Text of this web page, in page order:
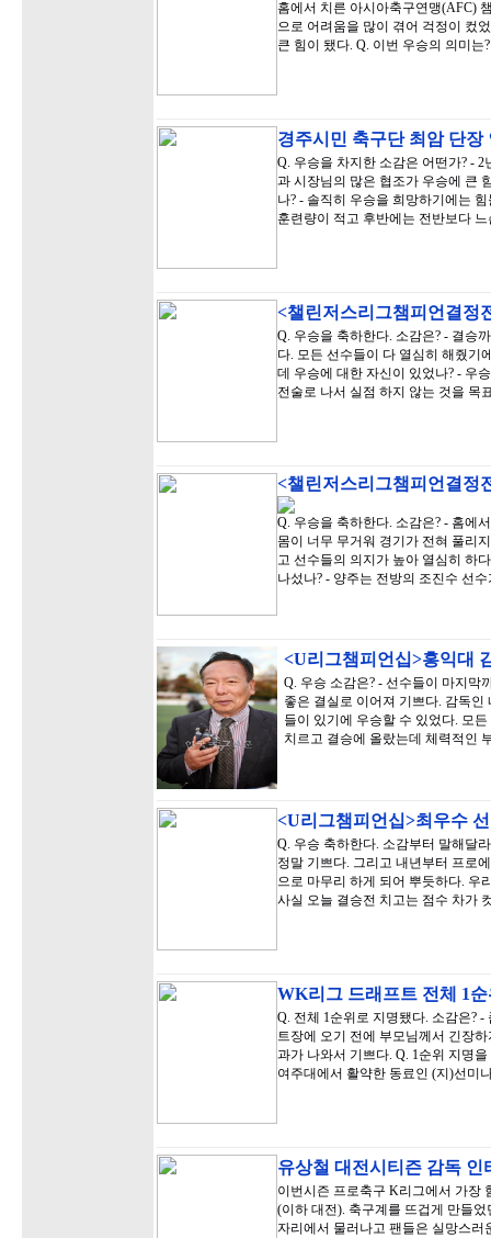
홈에서 치른 아시아축구연맹(AFC)
으로 어려움을 많이 겪어 걱정이 컸
큰 힘이 됐다. Q. 이번 우승의 의미는
경주시민 축구단 최암 단
Q. 우승을 차지한 소감은 어떤가? -
과 시장님의 많은 협조가 우승에 큰
나? - 솔직히 우승을 희망하기에는
훈련량이 적고 후반에는 전반보다
<챌린저스리그챔피언결
Q. 우승을 축하한다. 소감은? - 결승
다. 모든 선수들이 다 열심히 해줬기
데 우승에 대한 자신이 있었나? - 우
전술로 나서 실점 하지 않는 것을 목
<챌린저스리그챔피언결
Q. 우승을 축하한다. 소감은? - 홈에
몸이 너무 무거워 경기가 전혀 풀리
고 선수들의 의지가 높아 열심히 하
나섰나? - 양주는 전방의 조진수 선
<U리그챔피언십>홍익대
Q. 우승 소감은? - 선수들이 마지막
좋은 결실로 이어져 기쁘다. 감독
들이 있기에 우승할 수 있었다. 모
치르고 결승에 올랐는데 체력적인
<U리그챔피언십>최우수
Q. 우승 축하한다. 소감부터 말해달
정말 기쁘다. 그리고 내년부터 프로
으로 마무리 하게 되어 뿌듯하다. 우
사실 오늘 결승전 치고는 점수 차가
WK리그 드래프트 전체 1
Q. 전체 1순위로 지명됐다. 소감은?
트장에 오기 전에 부모님께서 긴장
과가 나와서 기쁘다. Q. 1순위 지명
여주대에서 활약한 동료인 (지)선미
유상철 대전시티즌 감독 인
이번시즌 프로축구 K리그에서 가장
(이하 대전). 축구계를 뜨겁게 만들
자리에서 물러나고 팬들은 실망스